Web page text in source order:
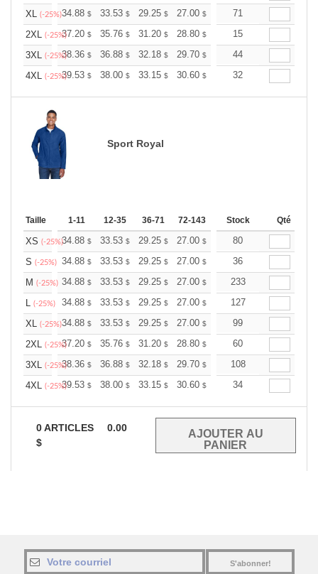
XL (-25%)34.88 $ 33.53 $ 29.25 $ 27.00 $ 25.65$
71
2XL (-25%)37.20 $ 35.76 $ 31.20 $ 28.80 $ 27.36$
15
3XL (-25%)38.36 $ 36.88 $ 32.18 $ 29.70 $ 28.21$
44
4XL (-25%)39.53 $ 38.00 $ 33.15 $ 30.60 $ 29.07$
32
Sport Royal
Taille 1-11 12-35 36-71 72-143 144-287 288 +
Stock Qté
XS (-25%)34.88 $ 33.53 $ 29.25 $ 27.00 $ 25.65$
80
S (-25%) 34.88 $ 33.53 $ 29.25 $ 27.00 $ 25.65$
36
M (-25%) 34.88 $ 33.53 $ 29.25 $ 27.00 $ 25.65$
233
L (-25%) 34.88 $ 33.53 $ 29.25 $ 27.00 $ 25.65$
127
XL (-25%)34.88 $ 33.53 $ 29.25 $ 27.00 $ 25.65$
99
2XL (-25%)37.20 $ 35.76 $ 31.20 $ 28.80 $ 27.36$
60
3XL (-25%)38.36 $ 36.88 $ 32.18 $ 29.70 $ 28.21$
108
4XL (-25%)39.53 $ 38.00 $ 33.15 $ 30.60 $ 29.07$
34
0ARTICLES
0.00
$
S'abonner!